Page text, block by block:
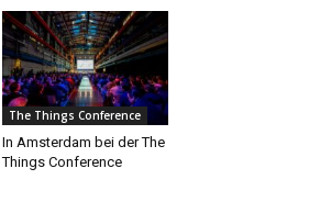
The Things Conference
In Amsterdam bei der The
Things Conference